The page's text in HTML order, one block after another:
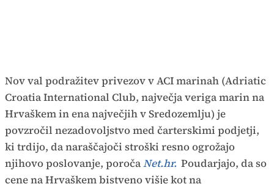
Nov val podražitev privezov v ACI marinah (Adriatic
Croatia International Club, največja veriga marin na
Hrvaškem in ena največjih v Sredozemlju) je
povzročil nezadovoljstvo med čarterskimi podjetji,
ki trdijo, da naraščajoči stroški resno ogrožajo
njihovo poslovanje, poročaNet.hr. Poudarjajo, da so
cene na Hrvaškem bistveno višje kot na